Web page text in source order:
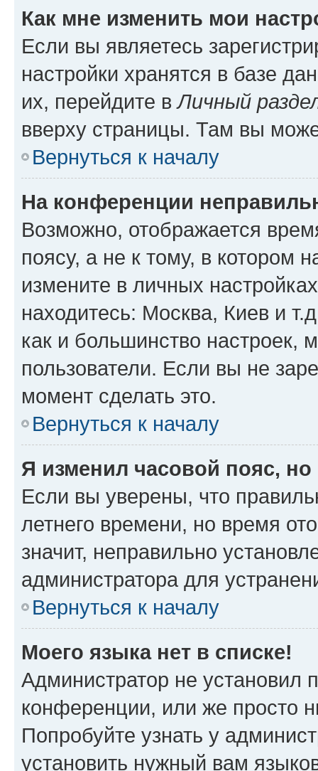
Как мне изменить мои
Если вы являетесь
настройки хранятся в базе
их, перейдите вЛичный
вверху страницы. Там вы
Вернуться к началу
На конференции
Возможно, отображается
поясу, а не к тому, в котором
измените в личных
находитесь: Москва, Киев и
как и большинство настроек,
пользователи. Если вы не
момент сделать это.
Вернуться к началу
Я изменил часовой пояс,
Если вы уверены, что
летнего времени, но время
значит, неправильно
администратора для
Вернуться к началу
Моего языка нет в списке!
Администратор не установил
конференции, или же просто
Попробуйте узнать у
установить нужный вам